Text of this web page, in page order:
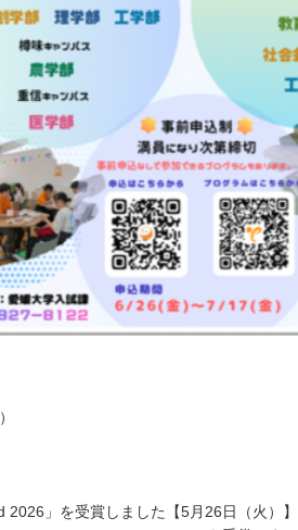
」を受賞しました【5月26日（火）】